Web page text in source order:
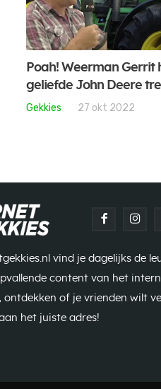
Poah! Weerman Gerrit
geliefde John Deere
Gekkies 27 okt 2022
vind je dagelijks de
content van het
ontdekken of je vrienden wilt
het juiste adres!